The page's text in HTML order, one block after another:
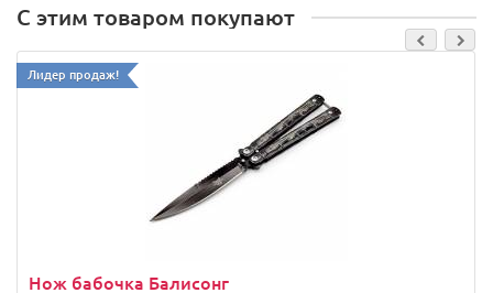
С этим товаром покупают
Лидер продаж!
Нож бабочка Балисонг